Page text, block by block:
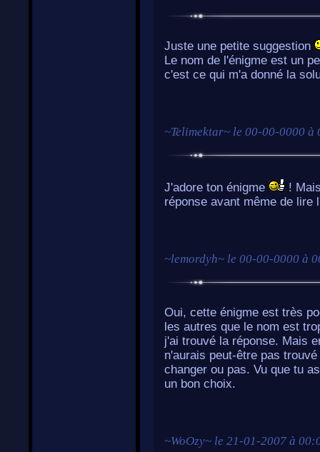
Juste une petite suggestion
Le nom de l'énigme est un
c'est ce qui m'a donné la
~Telimektar~ le 00-00-0000 à
J'adore ton énigme
!
réponse avant même de
~lemordyh~ le 00-00-0000 à
Oui, cette énigme est très
les autres que le nom est
j'ai trouvé la réponse. Mais
n'aurais peut-être pas
changer ou pas. Vu que tu
un bon choix.
~WoOzy~ le 21-01-2007 à